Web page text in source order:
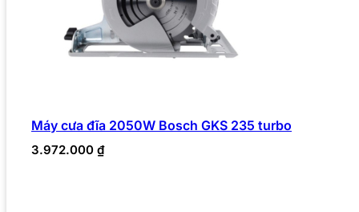
Máy cưa đĩa 2050W Bosch GKS 235 turbo
3.972.000 ₫